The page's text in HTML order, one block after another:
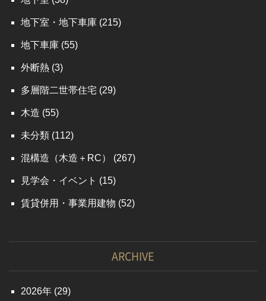
地下室・地下車庫 (215)
地下車庫 (55)
外断熱 (3)
多層階二世帯住宅 (29)
木造 (55)
未分類 (112)
混構造（木造＋RC） (267)
見学会・イベント (15)
賃貸併用・事業用建物 (52)
ARCHIVE
2026 (29)